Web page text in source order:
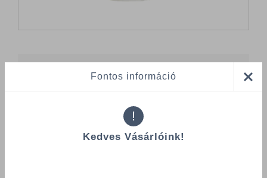
Összes termék (a rendezéshez - SZŰRÉS - kattints a lenti
grid.filter.title.mobile
Fontos információ
!
Kedves Vásárlóink!